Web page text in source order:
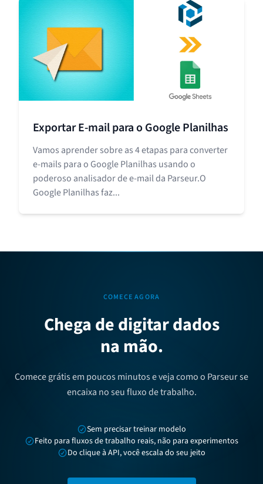
Exportar E-mail para o Google Planilhas
Vamos aprender sobre as 4 etapas para converter
e-mails para o Google Planilhas usando o
poderoso analisador de e-mail da Parseur.O
Google Planilhas faz...
COMECE AGORA
Chega de digitar dados
na mão.
Comece grátis em poucos minutos e veja como o Parseur se
encaixa no seu fluxo de trabalho.
Sem precisar treinar modelo
Feito para fluxos de trabalho reais, não para experimentos
Do clique à API, você escala do seu jeito